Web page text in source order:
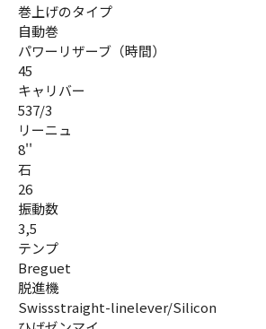
巻上げのタイプ
自動巻
パワーリザーブ（時間）
45
キャリバー
537/3
リーニュ
8''
石
26
振動数
3,5
テンプ
Breguet
脱進機
Swissstraight-linelever/Silicon